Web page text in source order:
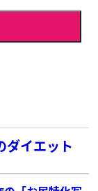
イエット